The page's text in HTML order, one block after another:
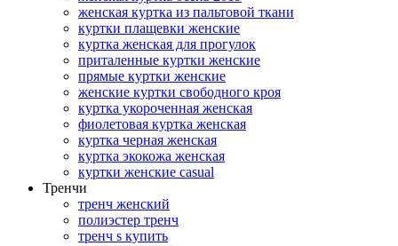
женская куртка из пальтовой ткани
куртки плащевки женские
куртка женская для прогулок
приталенные куртки женские
прямые куртки женские
женские куртки свободного кроя
куртка укороченная женская
фиолетовая куртка женская
куртка черная женская
куртка экокожа женская
куртки женские casual
Тренчи
тренч женский
полиэстер тренч
тренч s купить